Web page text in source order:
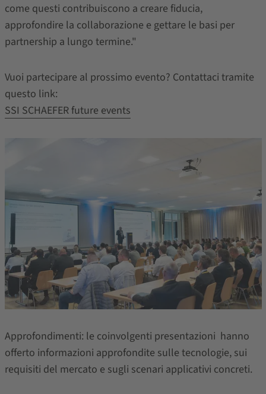
come questi contribuiscono a creare fiducia,
approfondire la collaborazione e gettare le basi per
partnership a lungo termine."
Vuoi partecipare al prossimo evento? Contattaci tramite
questo link:
SSI SCHAEFER future events
Approfondimenti: le coinvolgenti presentazioni hanno
offerto informazioni approfondite sulle tecnologie, sui
requisiti del mercato e sugli scenari applicativi concreti.